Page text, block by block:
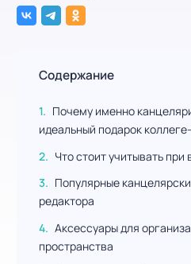
Содержание
Почему именно
идеальный подарок
Что стоит учитывать при
Популярные
редактора
Аксессуары для
пространства